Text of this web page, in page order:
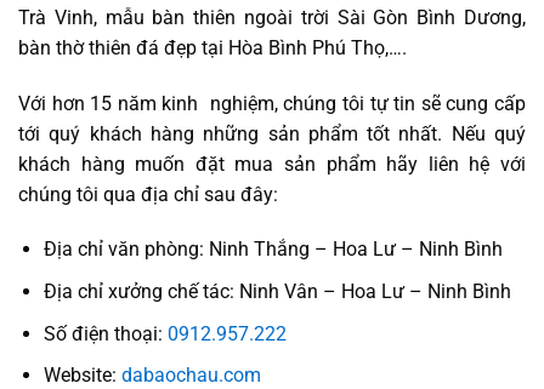
Trà Vinh, mẫu bàn thiên ngoài trời Sài Gòn Bình Dương,
bàn thờ thiên đá đẹp tại Hòa Bình Phú Thọ,….
Với hơn 15 năm kinh nghiệm, chúng tôi tự tin sẽ cung cấp
tới quý khách hàng những sản phẩm tốt nhất. Nếu quý
khách hàng muốn đặt mua sản phẩm hãy liên hệ với
chúng tôi qua địa chỉ sau đây:
Địa chỉ văn phòng: Ninh Thắng – Hoa Lư – Ninh Bình
Địa chỉ xưởng chế tác: Ninh Vân – Hoa Lư – Ninh Bình
Số điện thoại: 0912.957.222
Website: dabaochau.com